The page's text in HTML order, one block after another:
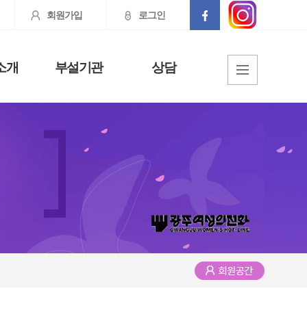
회원가입 로그인
개 부설기관 상담